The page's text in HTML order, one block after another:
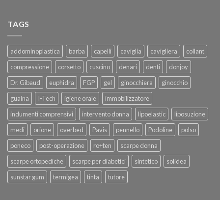
TAGS
addominoplastica barba capelli caviglia cavigliera
collant
compressione
corsetto cuscino denari denti
donjoy
Dr. Gibaud
euphidra FGP gel ginocchiera
ginocchio
guaina
I-Tech igiene orale
immobilizzatore
indumenti comprensivi
intervento donna lipoelastic
liposuzione
medi
orione overbed Pavis pennello Podoline
polso
poneco
post-operazione ro+ten
scarpe donna
scarpe ortopediche
scarpe per diabetici sintetico
solidea
sunstar gum
termigea tinta tutore